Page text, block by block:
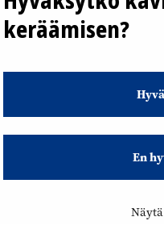
keräämisen?
En